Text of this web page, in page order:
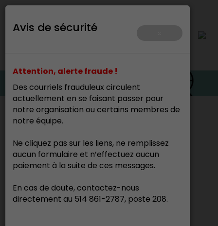
Avis de sécurité
Attention, alerte fraude !
Des courriels frauduleux circulent
actuellement en se faisant passer pour
notre organisation ou certains membres de
notre équipe.
Ne cliquez pas sur les liens, ne remplissez
aucun formulaire et n’effectuez aucun
paiement à la suite de ces messages.
En cas de doute, contactez-nous
directement au 514 861-2787, poste 208.
Accueil>
Cette page n’existe pas.